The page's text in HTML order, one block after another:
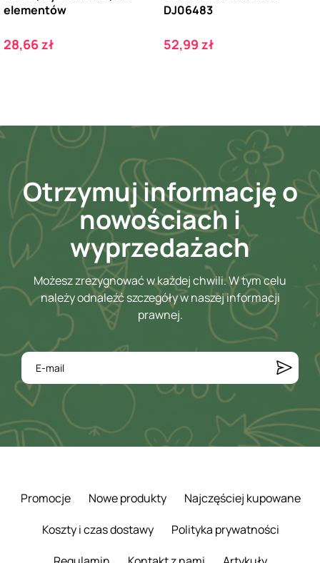
elementów
Cena
28,66 zł
DJ06483
Cena
52,99 zł
Otrzymuj informację o
nowościach i
wyprzedażach
Możesz zrezygnować w każdej chwili. W tym celu
należy odnaleźć szczegóły w naszej informacji
prawnej.
Promocje Nowe produkty
Najczęściej kupowane
Koszty i czas dostawy
Polityka prywatności